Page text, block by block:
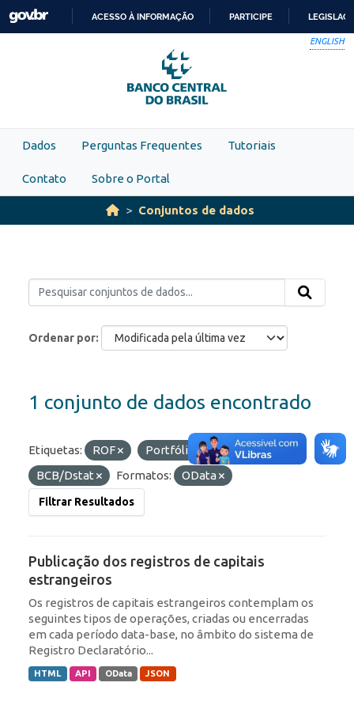
Skip to main content
PARA
O
CONTEÚDO
ACESSO À INFORMAÇÃO PARTICIPE
ENGLISH
Dados Perguntas Frequentes Tutoriais
Contato Sobre o Portal
Conjuntos de dados
Ordenar por
1 conjunto de dados encontrado
Etiquetas: ROF Portfólio
Organizações:
BCB/Dstat
Formatos: OData
Filtrar Resultados
Publicação dos registros de capitais
estrangeiros
Os registros de capitais estrangeiros contemplam os
seguintes tipos de operações, criadas ou encerradas
em cada período data-base, no âmbito do sistema de
Registro Declaratório...
HTML API OData JSON